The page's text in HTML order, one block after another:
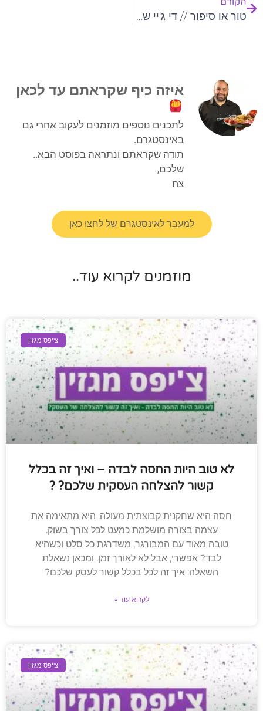
טור או סיפור // די ג'יי של מוזיקת רקע
איזה כיף שקראתם עד לכאן
לתכנים נוספים מוזמנים לעקוב אחרי גם
באינסטגרם.
תודה שקראתם ונתראה בפוסט הבא..
שלכם,
צח
למעבר לאינסטגרם של לחצו כאן
מוזמנים לקרוא עוד..
צ'יפס מגזין
לא טוב היות החסה לבדה – ואיך זה בכלל
קשור להצלחה העסקית שלכם? ?
חסה היא שחקנית קבוצתית מעולה. היא מתאימה את
עצמה בצורה מושלמת כמעט לכל צורך בשוק.
טובה מאוד עם המבורגר, משדרגת כל סלט וכשהיא
לבד? אפשרי, אבל לא לאורך זמן. ומכאן נשאלת
השאלה: איך זה לכל בכלל קשור לעסק שלכם?
לקרוא עוד »
צ'יפס מגזין